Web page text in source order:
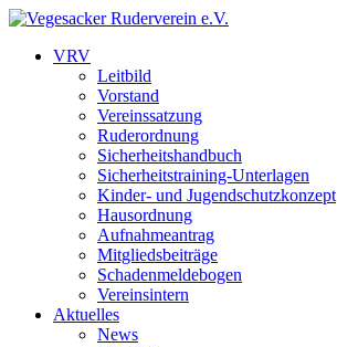
VRV
Leitbild
Vorstand
Vereinssatzung
Ruderordnung
Sicherheitshandbuch
Sicherheitstraining-Unterlagen
Kinder- und Jugendschutzkonzept
Hausordnung
Aufnahmeantrag
Mitgliedsbeiträge
Schadenmeldebogen
Vereinsintern
Aktuelles
News